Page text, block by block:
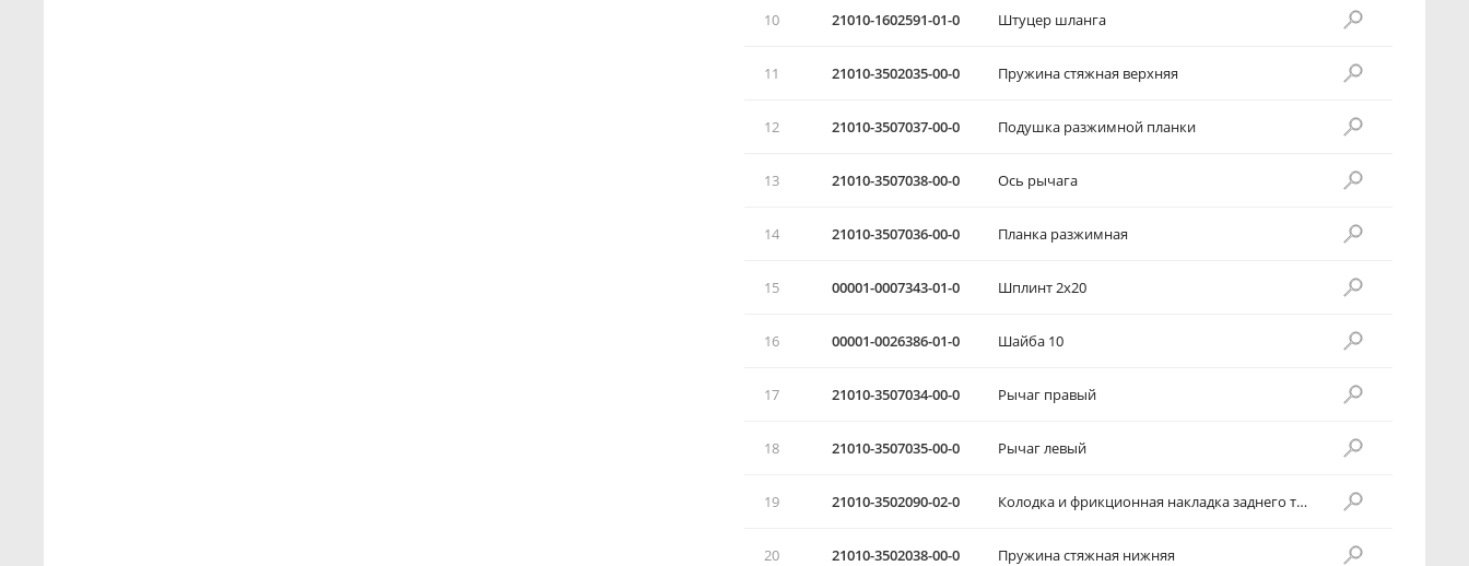
10 21010-1602591-01-0 Штуцер шланга
11 21010-3502035-00-0 Пружина стяжная верхняя
12 21010-3507037-00-0 Подушка разжимной планки
13 21010-3507038-00-0 Ось рычага
14 21010-3507036-00-0 Планка разжимная
15 00001-0007343-01-0 Шплинт 2x20
16 00001-0026386-01-0 Шайба 10
17 21010-3507034-00-0 Рычаг правый
18 21010-3507035-00-0 Рычаг левый
19 21010-3502090-02-0 Колодка и фрикционная накладка заднего тормоза
20 21010-3502038-00-0 Пружина стяжная нижняя